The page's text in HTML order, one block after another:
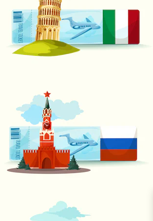
Luova alusta parhaiden töidesi
toteuttamiseen. Yli miljoona tilaajaa
luovien alojen ammattilaisten, yritysten,
toimistojen ja studioiden joukossa.
Suomi